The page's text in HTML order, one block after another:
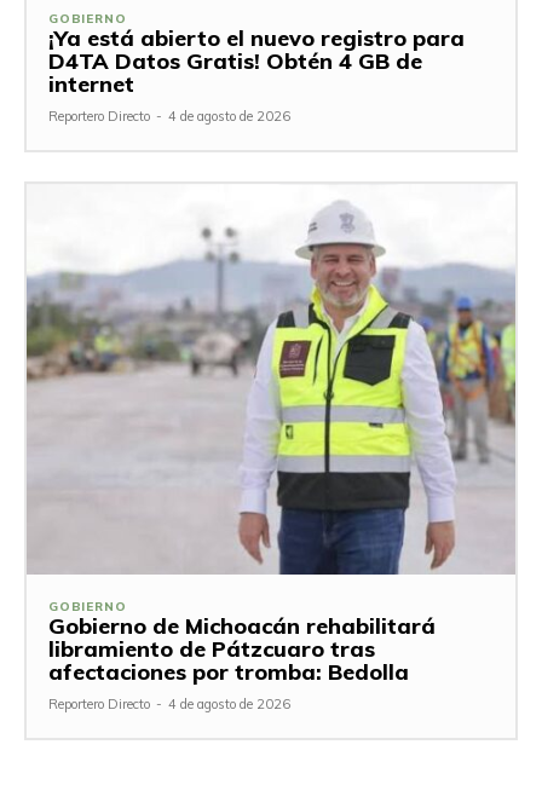
GOBIERNO
¡Ya está abierto el nuevo registro para
D4TA Datos Gratis! Obtén 4 GB de
internet
Reportero Directo - 4 de agosto de 2026
GOBIERNO
Gobierno de Michoacán rehabilitará
libramiento de Pátzcuaro tras
afectaciones por tromba: Bedolla
Reportero Directo - 4 de agosto de 2026